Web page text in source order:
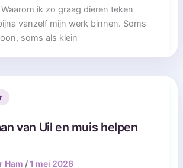
ik zo graag dieren teken
vanzelf mijn werk binnen. Soms
soms als klein
van Uil en muis helpen
Ham /1 mei 2026